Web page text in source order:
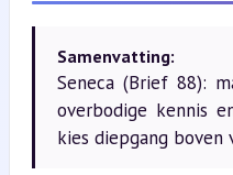
Samenvatting:
Seneca (Brief 88):
overbodige kennis
kies diepgang boven